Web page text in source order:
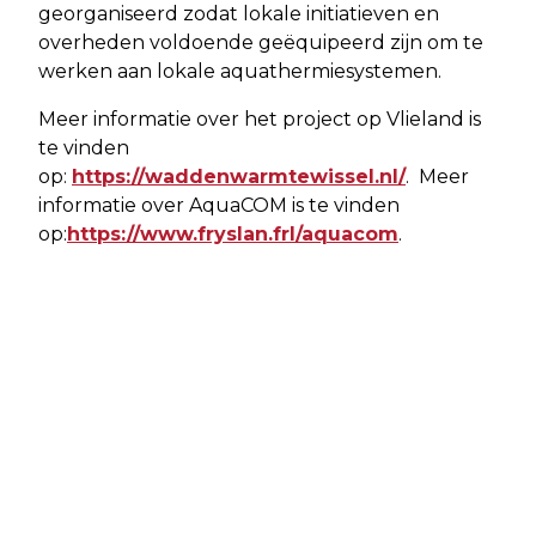
georganiseerd zodat lokale initiatieven en
overheden voldoende geëquipeerd zijn om te
werken aan lokale aquathermiesystemen.
Meer informatie over het project op Vlieland is
te vinden
op: https://waddenwarmtewissel.nl/. Meer
informatie over AquaCOM is te vinden
op:https://www.fryslan.frl/aquacom.